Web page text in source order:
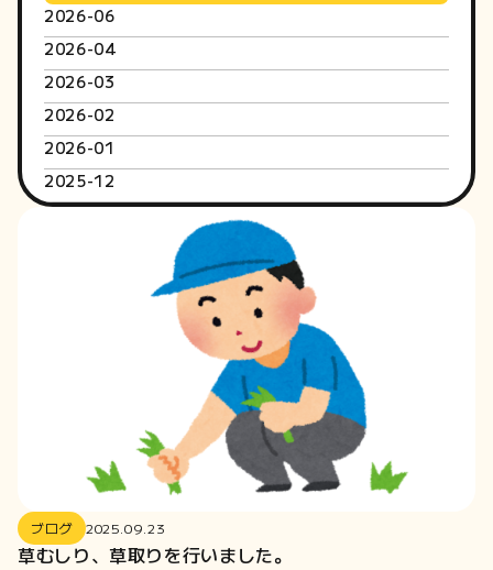
2026-06
2026-04
2026-03
2026-02
2026-01
2025-12
2025-10
2025-01
2024-12
2024-10
ブログ 2025.09.23
草むしり、草取りを行いました。